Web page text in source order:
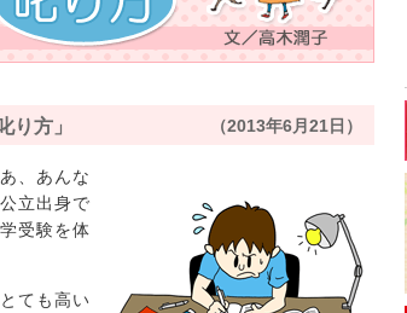
り方」 （2013年6月21日）
、あんな
立出身で
受験を体
ても高い